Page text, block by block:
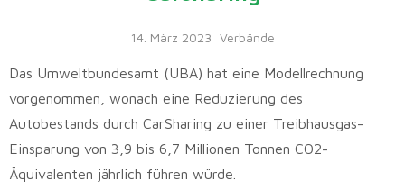
14. März 2023 Verbände
Das Umweltbundesamt (UBA) hat eine Modellrechnung
vorgenommen, wonach eine Reduzierung des
Autobestands durch CarSharing zu einer Treibhausgas-
Einsparung von 3,9 bis 6,7 Millionen Tonnen CO2-
Äquivalenten jährlich führen würde.